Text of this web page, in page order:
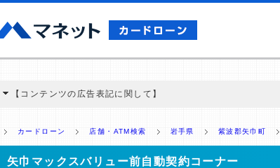
【コンテンツの広告表記に関して】
ミ収集などに基づき、公平性を担保した情報提供を行っています。
>提携企業一覧
カードローン 店舗・ATM検索 岩手県 紫波郡矢巾町
矢巾マックスバリュー前自動契約コーナー